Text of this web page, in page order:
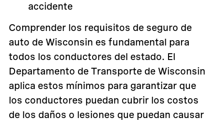
accidente
Comprender los requisitos de seguro de
auto de Wisconsin es fundamental para
todos los conductores del estado. El
Departamento de Transporte de Wisconsin
aplica estos mínimos para garantizar que
los conductores puedan cubrir los costos
de los daños o lesiones que puedan causar